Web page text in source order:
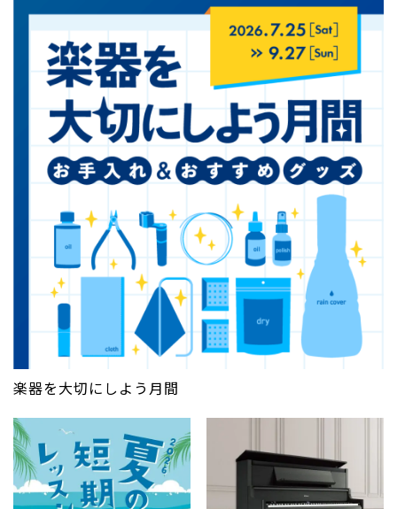
楽器を大切にしよう月間